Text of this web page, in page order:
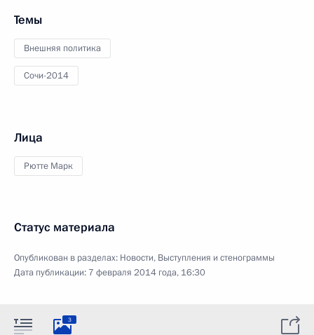
Темы
Внешняя политика
Сочи-2014
Лица
Рютте Марк
Статус материала
Опубликован в разделах: Новости, Выступления и стенограммы
Дата публикации: 7 февраля 2014 года, 16:30
3